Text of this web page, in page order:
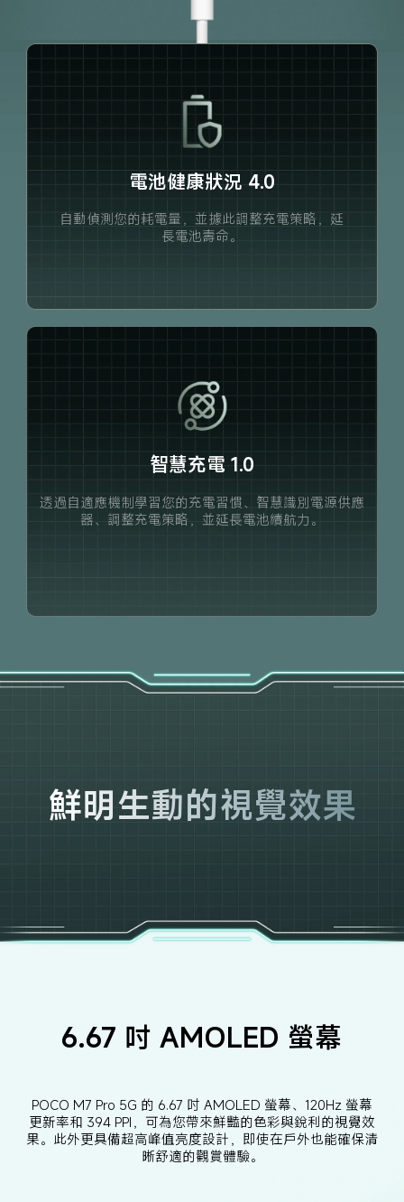
電池健康狀況 4.0
自動偵測您的耗電量，並據此調整充電策略，延
長電池壽命。
智慧充電 1.0
透過自適應機制學習您的充電習慣、智慧識別電源供應
器、調整充電策略，並延長電池續航力。
鮮明生動的視覺效果
6.67 吋 AMOLED 螢幕
POCO M7 Pro 5G 的 6.67 吋 AMOLED 螢幕、120Hz 螢幕
更新率和 394 PPI，可為您帶來鮮豔的色彩與銳利的視覺效
果。此外更具備超高峰值亮度設計，即使在戶外也能確保清
晰舒適的觀賞體驗。